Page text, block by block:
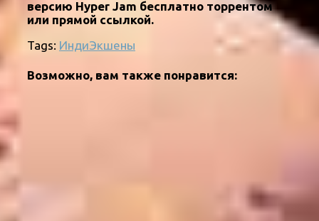
версию Hyper Jam бесплатно торрентом
или прямой ссылкой.
Tags: ИндиЭкшены
Возможно, вам также понравится: